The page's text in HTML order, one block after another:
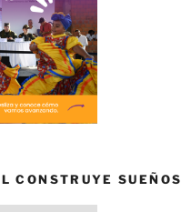
CONSTRUYE SUEÑOS